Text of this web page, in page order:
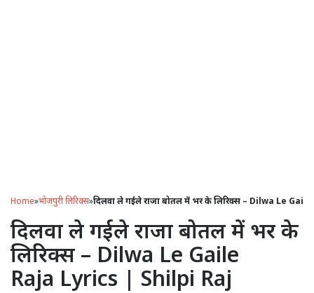
Home»भोजपुरी लिरिक्स»दिलवा ले गईले राजा बोतल में भर के लिरिक्स – Dilwa Le
दिलवा ले गईले राजा बोतल में भर के
लिरिक्स – Dilwa Le Gaile
Raja Lyrics | Shilpi Raj